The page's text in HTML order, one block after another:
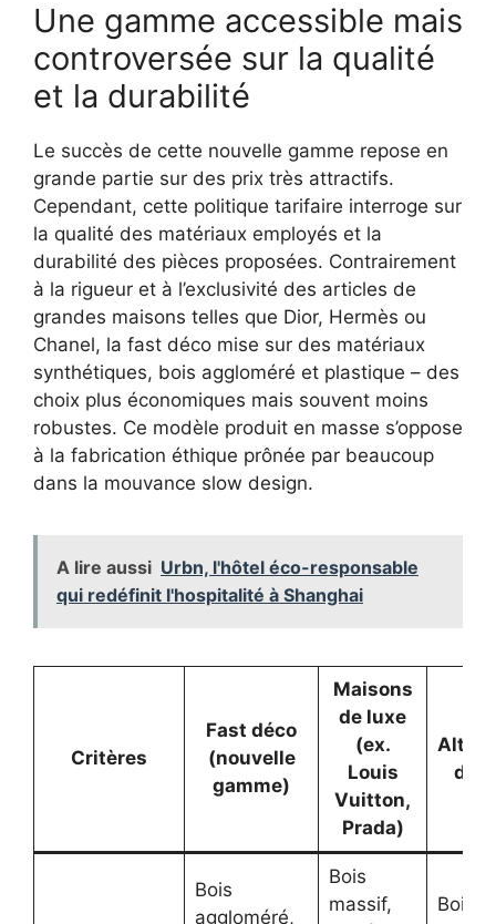
Une gamme accessible mais
controversée sur la qualité
et la durabilité
Le succès de cette nouvelle gamme repose en
grande partie sur des prix très attractifs.
Cependant, cette politique tarifaire interroge sur
la qualité des matériaux employés et la
durabilité des pièces proposées. Contrairement
à la rigueur et à l’exclusivité des articles de
grandes maisons telles que Dior, Hermès ou
Chanel, la fast déco mise sur des matériaux
synthétiques, bois aggloméré et plastique – des
choix plus économiques mais souvent moins
robustes. Ce modèle produit en masse s’oppose
à la fabrication éthique prônée par beaucoup
dans la mouvance slow design.
A lire aussi Urbn, l'hôtel éco-responsable
qui redéfinit l'hospitalité à Shanghai
Critères
Fast déco
(nouvelle
gamme)
Maisons
de luxe
(ex.
Louis
Vuitton,
Prada)
Bois
aggloméré,
Bois
massif,
Bois